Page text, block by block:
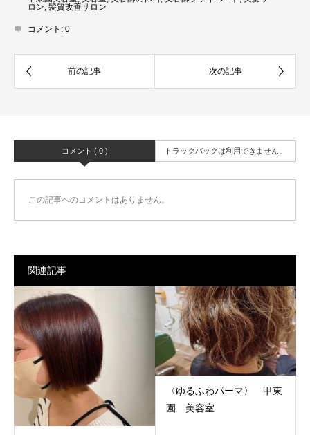
ロン 髪質改善サロン
コメント: 0
コメント ( 0 ) トラックバックは利用できません。
この記事へのコメントはありません。
関連記事
〈ゆるふわパーマ〉 甲東
園 美容室